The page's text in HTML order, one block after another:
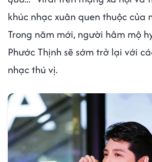
khúc nhạc xuân quen thuộc của
Trong năm mới, người hâm mộ
Phước Thịnh sẽ sớm trở lại với
nhạc thú vị.